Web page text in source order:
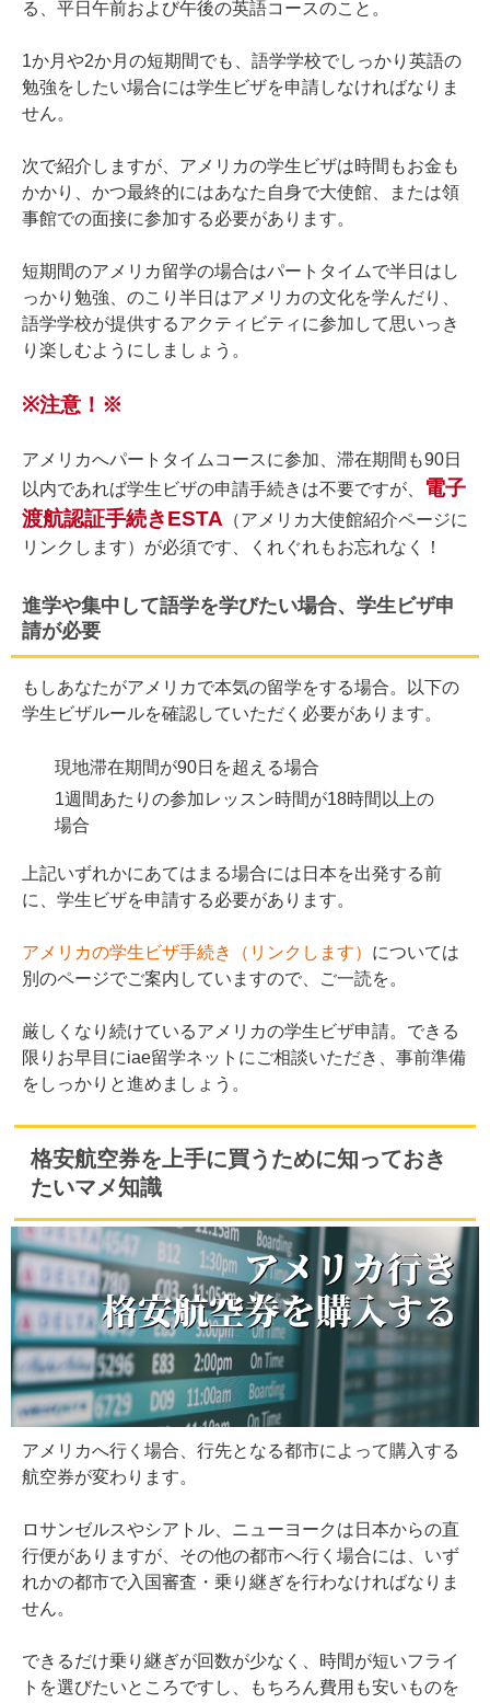
る、平日午前および午後の英語コースのこと。
1か月や2か月の短期間でも、語学学校でしっかり英語の
勉強をしたい場合には学生ビザを申請しなければなりま
せん。
次で紹介しますが、アメリカの学生ビザは時間もお金も
かかり、かつ最終的にはあなた自身で大使館、または領
事館での面接に参加する必要があります。
短期間のアメリカ留学の場合はパートタイムで半日はし
っかり勉強、のこり半日はアメリカの文化を学んだり、
語学学校が提供するアクティビティに参加して思いっき
り楽しむようにしましょう。
※注意！※
アメリカへパートタイムコースに参加、滞在期間も90日
以内であれば学生ビザの申請手続きは不要ですが、
電子
渡航認証手続きESTA （アメリカ大使館紹介ページに
リンクします）が必須です、くれぐれもお忘れなく！
進学や集中して語学を学びたい場合、学生ビザ申
請が必要
もしあなたがアメリカで本気の留学をする場合。以下の
学生ビザルールを確認していただく必要があります。
現地滞在期間が90日を超える場合
1週間あたりの参加レッスン時間が18時間以上の
場合
上記いずれかにあてはまる場合には日本を出発する前
に、学生ビザを申請する必要があります。
アメリカの学生ビザ手続き（リンクします） については
別のページでご案内していますので、ご一読を。
厳しくなり続けているアメリカの学生ビザ申請。できる
限りお早目にiae留学ネットにご相談いただき、事前準備
をしっかりと進めましょう。
格安航空券を上手に買うために知っておき
たいマメ知識
アメリカへ行く場合、行先となる都市によって購入する
航空券が変わります。
ロサンゼルスやシアトル、ニューヨークは日本からの直
行便がありますが、その他の都市へ行く場合には、いず
れかの都市で入国審査・乗り継ぎを行わなければなりま
せん。
できるだけ乗り継ぎが回数が少なく、時間が短いフライ
トを選びたいところですし、もちろん費用も安いものを